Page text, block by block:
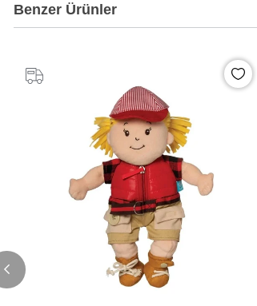
Benzer Ürünler
%20